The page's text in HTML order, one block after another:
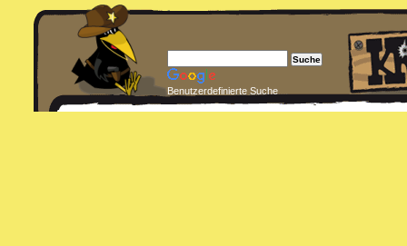
Benutzerdefinierte Suche